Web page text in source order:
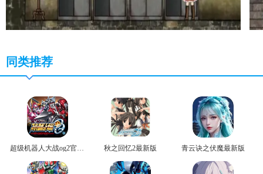
同类推荐
超级机器人大战og2官方版 秋之回忆2最新版 青云诀之伏魔最新版